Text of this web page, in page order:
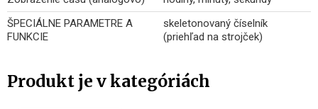
ŠPECIÁLNE PARAMETRE A
FUNKCIE
skeletonovaný číselník
(priehľad na strojček)
Produkt je v kategóriách